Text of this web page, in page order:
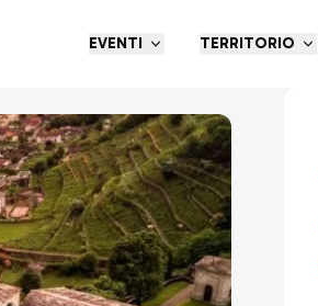
EVENTI TERRITORIO